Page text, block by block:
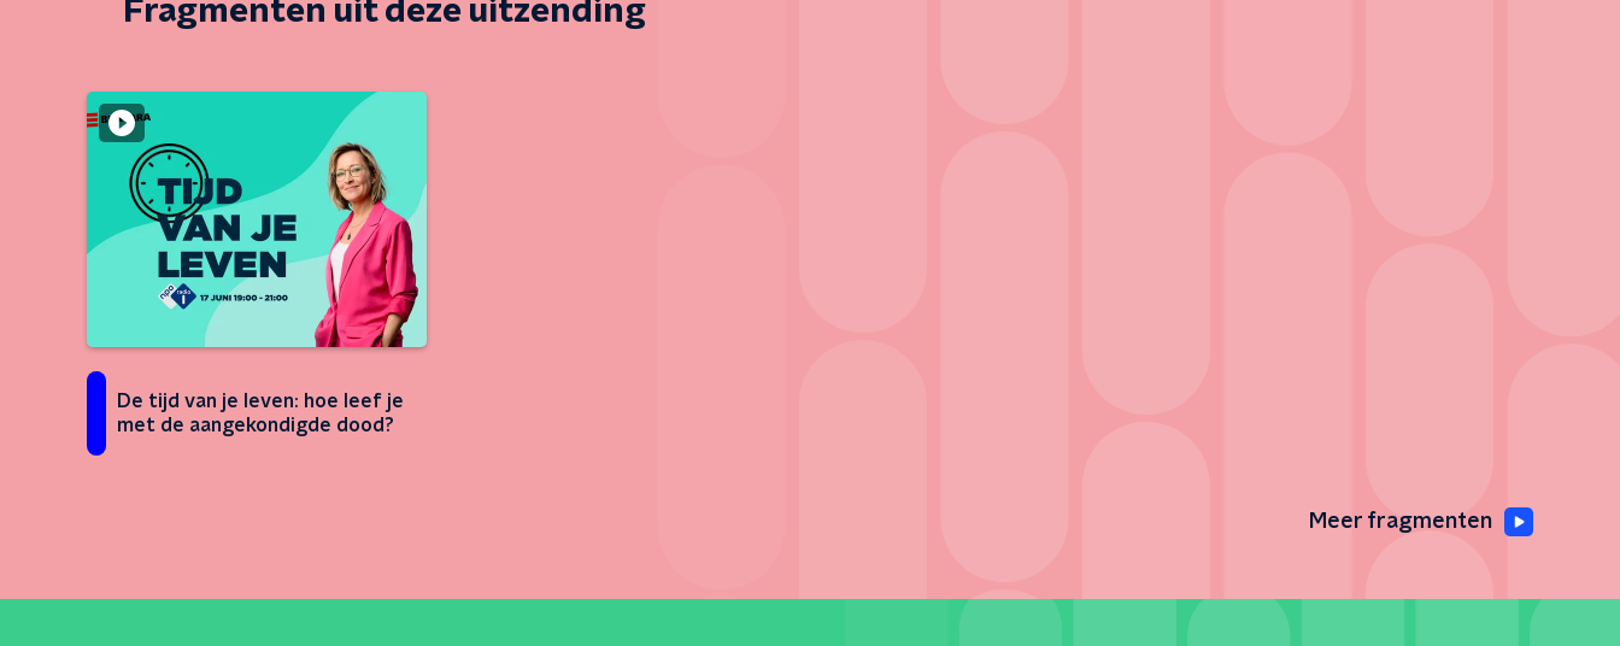
Fragmenten uit deze uitzending
De tijd van je leven: hoe leef je
met de aangekondigde dood?
Meer fragmenten